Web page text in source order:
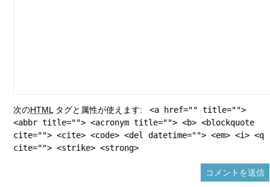
次のHTML タグと属性が使えます:
<a href="" title="">
<abbr title=""> <acronym title=""> <b> <blockquote
cite=""> <cite> <code> <del datetime=""> <em> <i> <q
cite=""> <strike> <strong>